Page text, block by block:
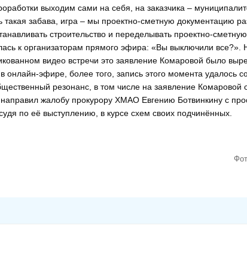
выходим сами на себя, на заказчика –
такая забава, игра – мы проектно-сметную документацию
строительство и переделывать проектно-сметную
к организаторам прямого эфира: «Вы выключили все?».
видео встречи это заявление Комаровой было
онлайн-эфире, более того, запись этого момента удалось
резонанс, в том числе на заявление Комаровой
жалобу прокурору ХМАО Евгению Ботвинкину с
по её выступлению, в курсе схем своих подчинённых.